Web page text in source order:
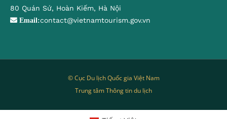
80 Quán Sứ, Hoàn Kiếm, Hà Nội
Email:contact@vietnamtourism.gov.vn
© Cục Du lịch Quốc gia Việt Nam
Trung tâm Thông tin du lịch